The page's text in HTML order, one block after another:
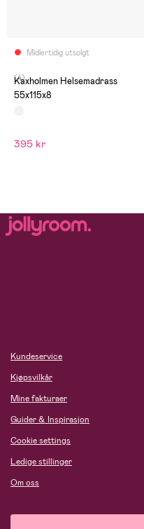
Midlertidig utsolgt
(4)
Kaxholmen Helsemadrass
55x115x8
395 kr
Kundeservice
Kjøpsvilkår
Mine fakturaer
Guider & Inspirasjon
Cookie settings
Ledige stillinger
Om oss